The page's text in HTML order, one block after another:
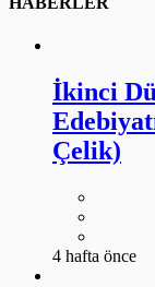
İkinci
Çelik)
4 hafta önce